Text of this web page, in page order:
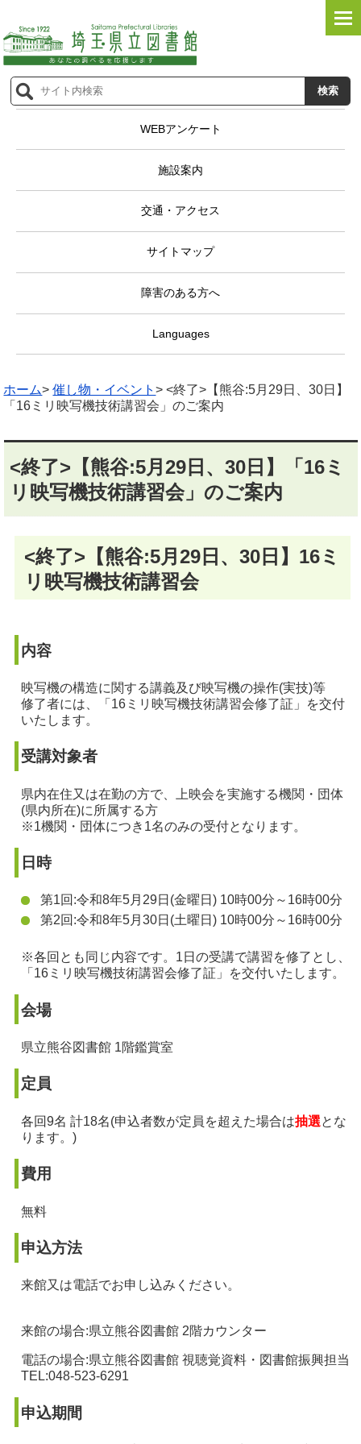
WEBアンケート
施設案内
交通・アクセス
サイトマップ
障害のある方へ
Languages
ホーム>催し物・イベント> <終了>【熊谷:5月29日、30日】
「16ミリ映写機技術講習会」のご案内
<終了>【熊谷:5月29日、30日】「16ミ
リ映写機技術講習会」のご案内
<終了>【熊谷:5月29日、30日】16ミ
リ映写機技術講習会
内容
映写機の構造に関する講義及び映写機の操作(実技)等
修了者には、「16ミリ映写機技術講習会修了証」を交付
いたします。
受講対象者
県内在住又は在勤の方で、上映会を実施する機関・団体
(県内所在)に所属する方
※1機関・団体につき1名のみの受付となります。
日時
第1回:令和8年5月29日(金曜日) 10時00分～16時00分
第2回:令和8年5月30日(土曜日) 10時00分～16時00分
※各回とも同じ内容です。1日の受講で講習を修了とし、
「16ミリ映写機技術講習会修了証」を交付いたします。
会場
県立熊谷図書館 1階鑑賞室
定員
各回9名 計18名(申込者数が定員を超えた場合は抽選とな
ります。)
費用
無料
申込方法
来館又は電話でお申し込みください。
来館の場合:県立熊谷図書館 2階カウンター
電話の場合:県立熊谷図書館 視聴覚資料・図書館振興担当
TEL:048-523-6291
申込期間